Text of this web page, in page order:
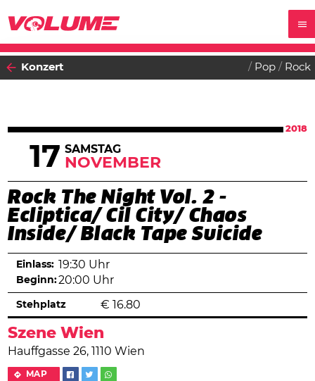
Konzert Pop Rock
2018
17 SAMSTAG
NOVEMBER
Rock The Night Vol. 2 -
Ecliptica/ Cil City/ Chaos
Inside/ Black Tape Suicide
Szene Wien
Hauffgasse 26, 1110 Wien
MAP
Einlass: 19:30 Uhr
Beginn:20:00 Uhr
Stehplatz € 16.80